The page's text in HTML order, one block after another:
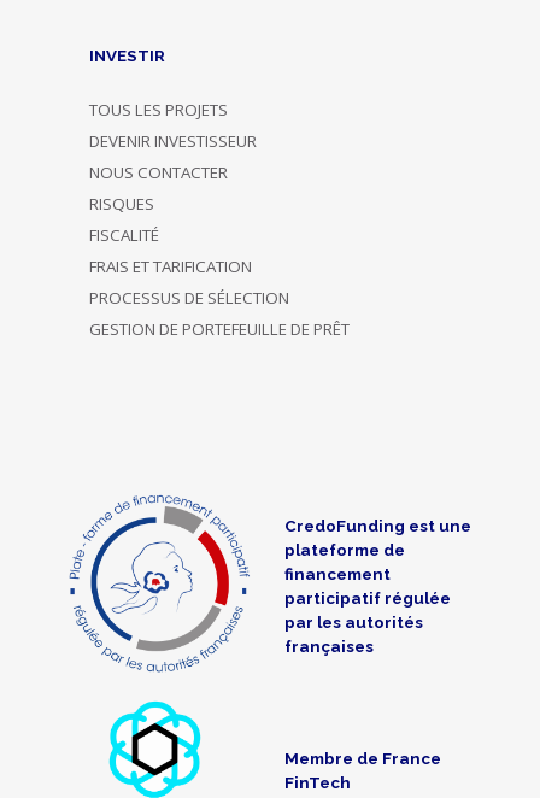
INVESTIR
TOUS LES PROJETS
DEVENIR INVESTISSEUR
NOUS CONTACTER
RISQUES
FISCALITÉ
FRAIS ET TARIFICATION
PROCESSUS DE SÉLECTION
GESTION DE PORTEFEUILLE DE PRÊT
CredoFunding est une
plateforme de
financement
participatif régulée
par les autorités
françaises
Membre de France
FinTech